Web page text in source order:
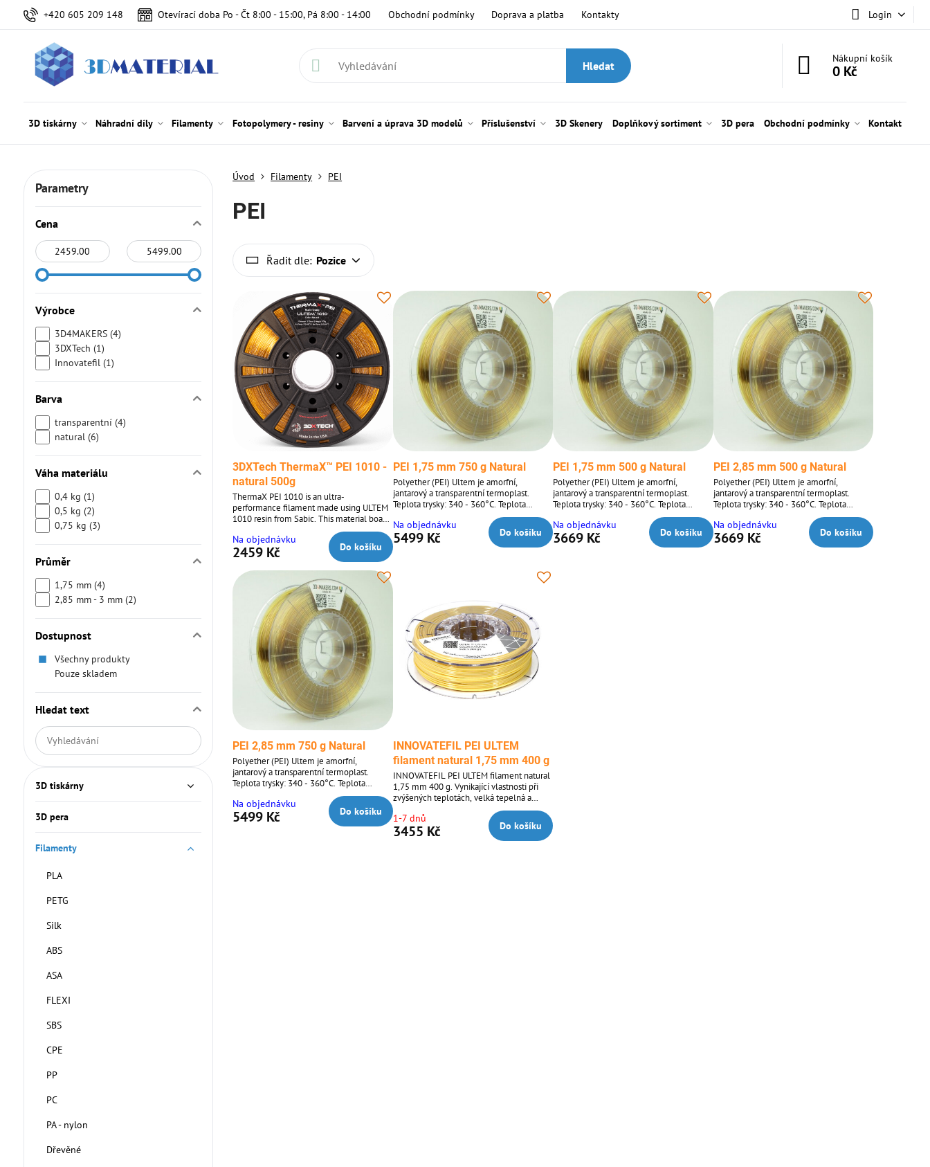
+420 605 209 148 Otevírací doba Po - Čt 8:00 - 15:00, Pá 8:00 - 14:00 Obchodní podmínky Doprava a platba Kontakty Login
Hledat
Nákupní košík
0 Kč
3D tiskárny Náhradní díly Filamenty Fotopolymery - resiny Barvení a úprava 3D modelů Příslušenství 3D Skenery Doplňkový sortiment 3D pera Obchodní podmínky Kontakt
Úvod Filamenty PEI
PEI
Řadit dle: Pozice
3DXTech ThermaX™ PEI 1010 -
natural 500g
ThermaX PEI 1010 is an ultra-
performance filament made using ULTEM
1010 resin from Sabic. This material boasts
some of the highest performance in the
industry with excellent mechanical,
thermal, and chemical resistance
Na objednávku
2459 Kč Do košíku
PEI 1,75 mm 750 g Natural
Polyether (PEI) Ultem je amorfní,
jantarový a transparentní termoplast.
Teplota trysky: 340 - 360°C. Teplota
podložky: 120°C. Při nepoužívání vlákno
skladujte v sáčku, chladu, suchu a temnu.
Na objednávku
5499 Kč Do košíku
PEI 1,75 mm 500 g Natural
Polyether (PEI) Ultem je amorfní,
jantarový a transparentní termoplast.
Teplota trysky: 340 - 360°C. Teplota
podložky: 120°C. Při nepoužívání vlákno
skladujte v sáčku, chladu, suchu a temnu.
Na objednávku
3669 Kč Do košíku
PEI 2,85 mm 500 g Natural
Polyether (PEI) Ultem je amorfní,
jantarový a transparentní termoplast.
Teplota trysky: 340 - 360°C. Teplota
podložky: 120°C. Při nepoužívání vlákno
skladujte v sáčku, chladu, suchu a temnu.
Na objednávku
3669 Kč Do košíku
PEI 2,85 mm 750 g Natural
Polyether (PEI) Ultem je amorfní,
jantarový a transparentní termoplast.
Teplota trysky: 340 - 360°C. Teplota
podložky: 120°C. Při nepoužívání vlákno
skladujte v sáčku, chladu, suchu a temnu.
Na objednávku
5499 Kč Do košíku
INNOVATEFIL PEI ULTEM
filament natural 1,75 mm 400 g
INNOVATEFIL PEI ULTEM filament natural
1,75 mm 400 g. Vynikající vlastnosti při
zvýšených teplotách, velká tepelná a
mechanická odolnost, vynikající
rozměrová stabilita a velmi dobrá odolnost
vůči široké škále chemikálií.
1-7 dnů
3455 Kč Do košíku
Parametry
Cena
Od:
Do:
Výrobce
3D4MAKERS (4)
3DXTech (1)
Innovatefil (1)
Barva
transparentní (4)
natural (6)
Váha materiálu
0,4 kg (1)
0,5 kg (2)
0,75 kg (3)
Průměr
1,75 mm (4)
2,85 mm - 3 mm (2)
Dostupnost
Všechny produkty
Pouze skladem
Hledat text
Prohledat
výsledky
filtru
fulltextem
3D tiskárny
3D pera
Filamenty
PLA
PETG
Silk
ABS
ASA
FLEXI
SBS
CPE
PP
PC
PA - nylon
Dřevěné